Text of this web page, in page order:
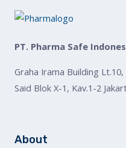
PT. Pharma Safe
Graha Irama Building Lt.10,
Said Blok X-1, Kav.1-2
About